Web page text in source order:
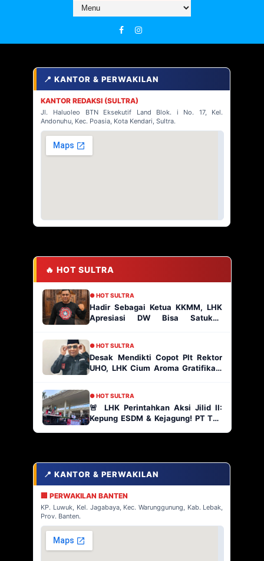
📍 KANTOR & PERWAKILAN
KANTOR REDAKSI (SULTRA)
Jl. Haluoleo BTN Eksekutif Land Blok. i No. 17, Kel.
Andonuhu, Kec. Poasia, Kota Kendari, Sultra.
🔥 HOT SULTRA
● HOT SULTRA
Hadir Sebagai Ketua KKMM, LHK
Apresiasi DW Bisa Satukan
● HOT SULTRA
Desak Mendikti Copot Plt Rektor
UHO, LHK Cium Aroma Gratifikasi
● HOT SULTRA
🚨 LHK Perintahkan Aksi Jilid II:
Kepung ESDM & Kejagung! PT TJA
📍 KANTOR & PERWAKILAN
🏢 PERWAKILAN BANTEN
KP. Luwuk, Kel. Jagabaya, Kec. Warunggunung, Kab. Lebak,
Prov. Banten.